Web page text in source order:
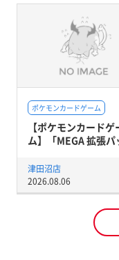
ポケモンカードゲーム
【ポケモンカードゲ
ム】「MEGA 拡張
津田沼店
2026.08.06